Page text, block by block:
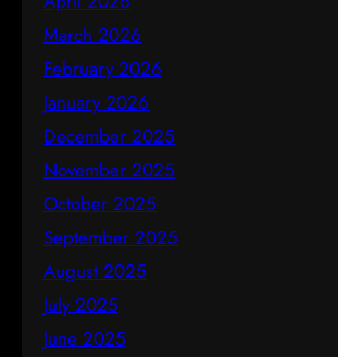
March 2026
February 2026
January 2026
December 2025
November 2025
October 2025
September 2025
August 2025
July 2025
June 2025